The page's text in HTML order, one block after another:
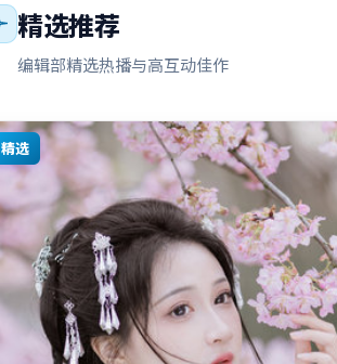
精选推荐
编辑部精选热播与高互动佳作
精选